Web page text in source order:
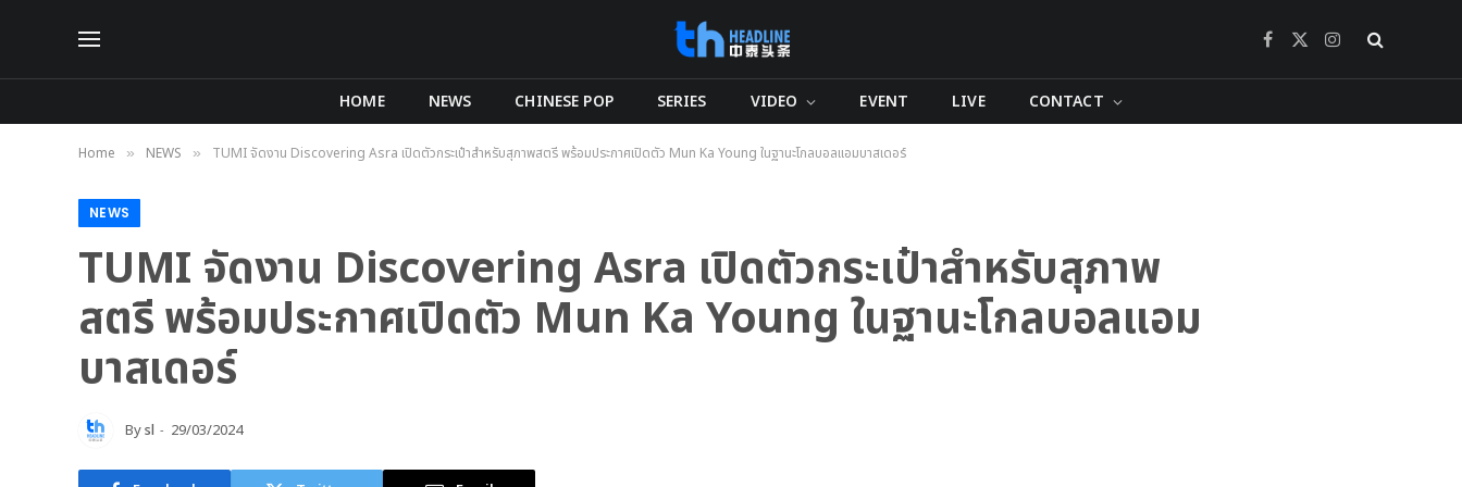
Facebook
X
Instagram
HOME NEWS CHINESE POP SERIES VIDEO EVENT LIVE CONTACT
Home » NEWS » TUMI จัดงาน Discovering Asra เปิดตัวกระเป๋าสำหรับสุภาพสตรี พร้อมประกาศเปิดตัว Mun Ka Young ในฐานะโกลบอลแอมบาสเดอร์
NEWS
TUMI จัดงาน Discovering Asra เปิดตัวกระเป๋าสำหรับสุภาพ
สตรี พร้อมประกาศเปิดตัว Mun Ka Young ในฐานะโกลบอลแอม
บาสเดอร์
Bysl 29/03/2024